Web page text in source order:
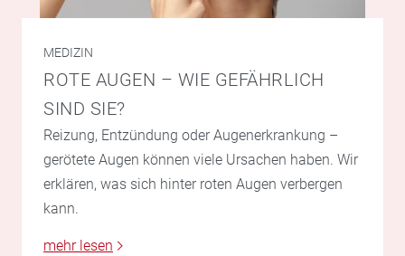
MEDIZIN
ROTE AUGEN – WIE GEFÄHRLICH
SIND SIE?
Reizung, Entzündung oder Augenerkrankung –
gerötete Augen können viele Ursachen haben. Wir
erklären, was sich hinter roten Augen verbergen
kann.
mehr lesen